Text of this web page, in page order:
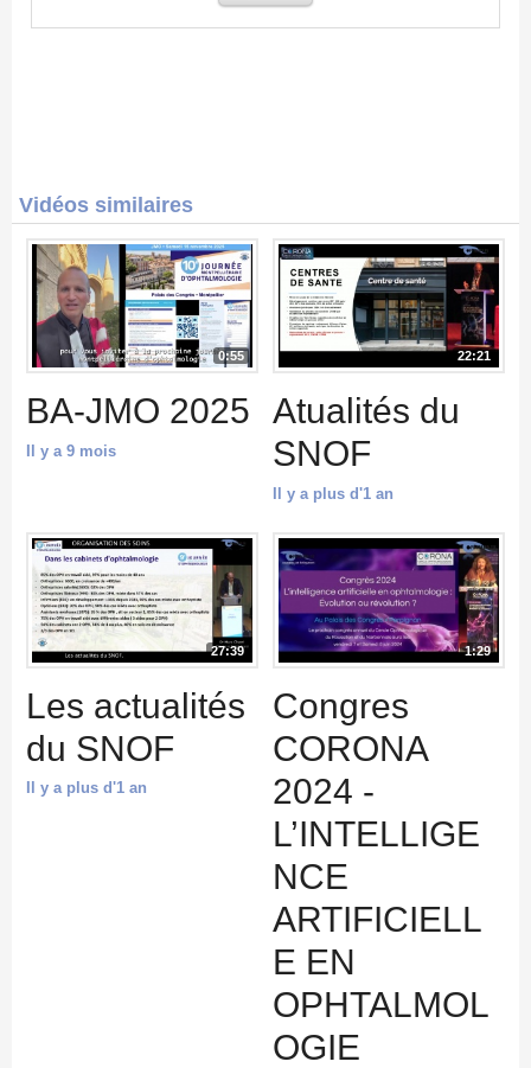
Vidéos similaires
0:55
BA-JMO 2025
Il y a 9 mois
22:21
Atualités du
SNOF
Il y a plus d'1 an
27:39
Les actualités
du SNOF
Il y a plus d'1 an
1:29
Congres
CORONA
2024 -
L’INTELLIGE
NCE
ARTIFICIELL
E EN
OPHTALMOL
OGIE